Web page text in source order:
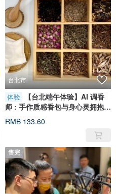
台北市
体验
【台北端午体验】AI 调香
师 : 手作质感香包与身心灵拥抱之
旅
RMB 133.60
售完